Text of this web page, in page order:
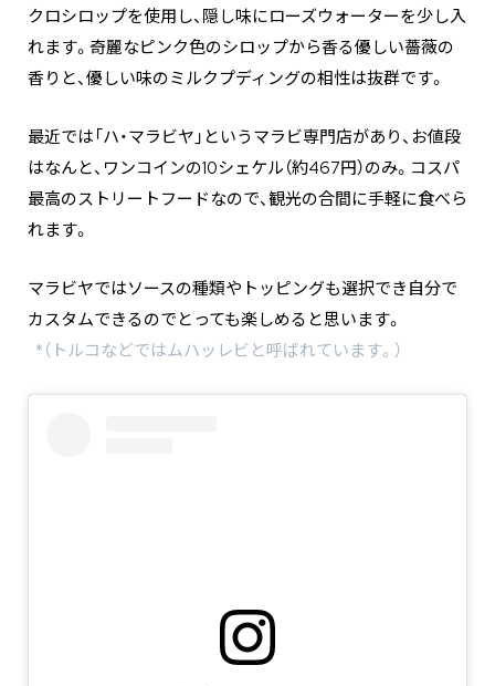
クロシロップを使用し、隠し味にローズウォーターを少し入
れます。奇麗なピンク色のシロップから香る優しい薔薇の
香りと、優しい味のミルクプディングの相性は抜群です。
最近では「ハ・マラビヤ」というマラビ専門店があり、お値段
はなんと、ワンコインの10シェケル（約467円）のみ。コスパ
最高のストリートフードなので、観光の合間に手軽に食べら
れます。
マラビヤではソースの種類やトッピングも選択でき自分で
カスタムできるのでとっても楽しめると思います。
*（トルコなどではムハッレビと呼ばれています。）